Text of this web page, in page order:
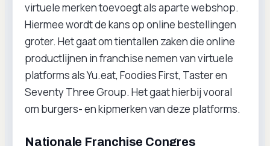
virtuele merken toevoegt als aparte webshop.
Hiermee wordt de kans op online bestellingen
groter. Het gaat om tientallen zaken die online
productlijnen in franchise nemen van virtuele
platforms als Yu.eat, Foodies First, Taster en
Seventy Three Group. Het gaat hierbij vooral
om burgers- en kipmerken van deze platforms.
Nationale Franchise Congres